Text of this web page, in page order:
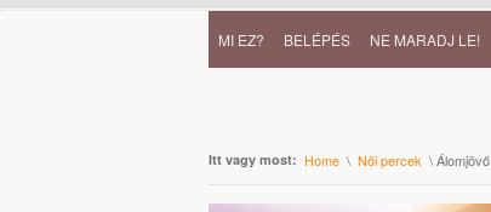
MI EZ? BELÉPÉS NE MARADJ LE!
Itt vagy most: Home \ Női percek \ Álomjövő